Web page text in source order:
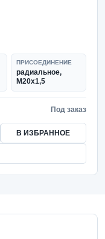
ПРИСОЕДИНЕНИЕ
радиальное,
M20x1,5
Под заказ
В ИЗБРАННОЕ